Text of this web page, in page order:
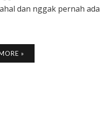
dan nggak pernah ada
»